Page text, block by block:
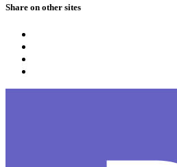
Share on other sites